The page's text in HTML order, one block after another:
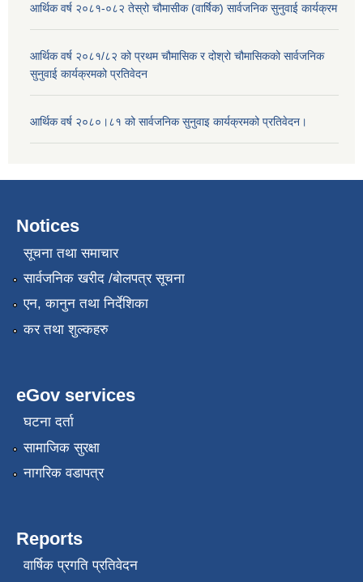
आर्थिक वर्ष २०८१-०८२ तेस्रो चौमासीक (वार्षिक) सार्वजनिक सुनुवाई कार्यक्रम
आर्थिक वर्ष २०८१/८२ को प्रथम चौमासिक र दोश्रो चौमासिकको सार्वजनिक
सुनुवाई कार्यक्रमको प्रतिवेदन
आर्थिक वर्ष २०८०।८१ को सार्वजनिक सुनुवाइ कार्यक्रमको प्रतिवेदन।
Notices
सूचना तथा समाचार
सार्वजनिक खरीद /बोलपत्र सूचना
एन, कानुन तथा निर्देशिका
कर तथा शुल्कहरु
eGov services
घटना दर्ता
सामाजिक सुरक्षा
नागरिक वडापत्र
Reports
वार्षिक प्रगति प्रतिवेदन